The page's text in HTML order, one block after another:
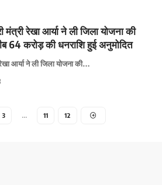
रेखा आर्या ने ली जिला योजना की
64 करोड़ की धनराशि हुई अनुमोदित
आर्या ने ली जिला योजना की…
3 … 11 12